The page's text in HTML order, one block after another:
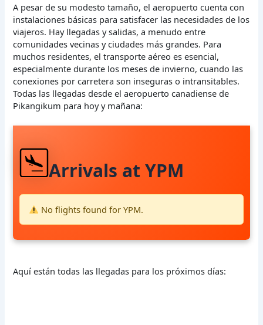
A pesar de su modesto tamaño, el aeropuerto cuenta con
instalaciones básicas para satisfacer las necesidades de los
viajeros. Hay llegadas y salidas, a menudo entre
comunidades vecinas y ciudades más grandes. Para
muchos residentes, el transporte aéreo es esencial,
especialmente durante los meses de invierno, cuando las
conexiones por carretera son inseguras o intransitables.
Todas las llegadas desde el aeropuerto canadiense de
Pikangikum para hoy y mañana:
Arrivals at YPM
No flights found for YPM.
Aquí están todas las llegadas para los próximos días: